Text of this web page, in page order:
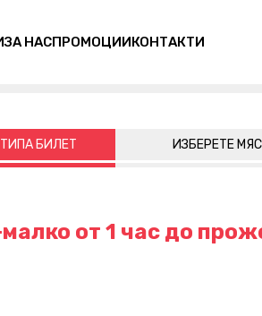
ЗА НАСПРОМОЦИИ КОНТАКТИ
БИЛЕТ ИЗБЕРЕТЕ
от 1 час до